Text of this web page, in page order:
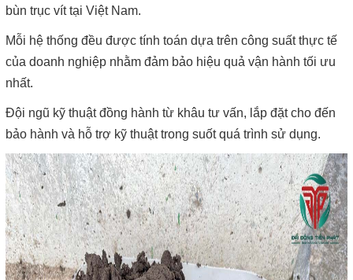
bùn trục vít tại Việt Nam.
Mỗi hệ thống đều được tính toán dựa trên công suất thực tế
của doanh nghiệp nhằm đảm bảo hiệu quả vận hành tối ưu
nhất.
Đội ngũ kỹ thuật đồng hành từ khâu tư vấn, lắp đặt cho đến
bảo hành và hỗ trợ kỹ thuật trong suốt quá trình sử dụng.